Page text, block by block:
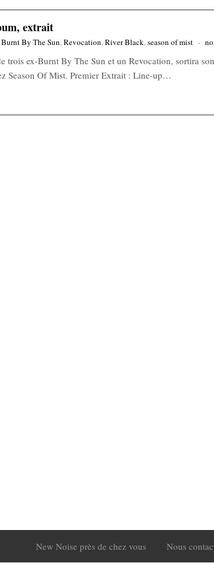
extrait
Burnt By The Sun,Revocation,River Black,season of mist -
trois ex-Burnt By The Sun et un Revocation, sortira
Season Of Mist. Premier Extrait : Line-up…
New Noise près de chez vous Nous